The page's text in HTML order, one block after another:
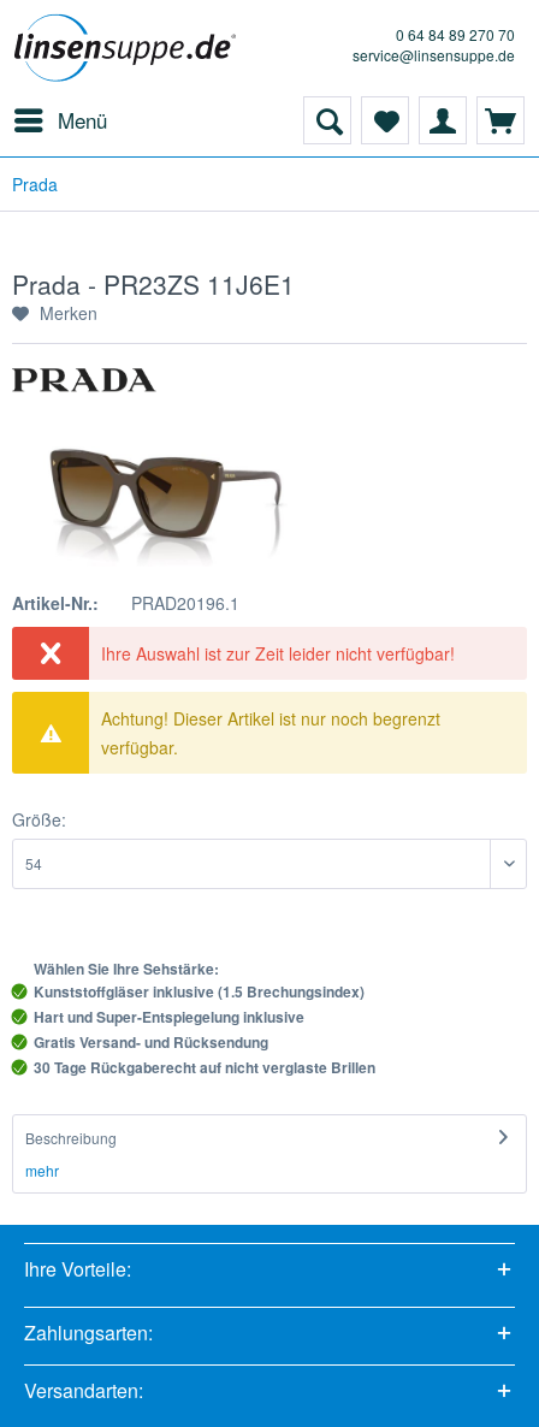
0 64 84 89 270 70
service@linsensuppe.de
Menü
Prada
Prada - PR23ZS 11J6E1
Merken
Artikel-Nr.: PRAD20196.1
Ihre Auswahl ist zur Zeit leider nicht verfügbar!
Achtung! Dieser Artikel ist nur noch begrenzt
verfügbar.
Größe:
Wählen Sie Ihre Sehstärke:
Kunststoffgläser inklusive (1.5 Brechungsindex)
Hart und Super-Entspiegelung inklusive
Gratis Versand- und Rücksendung
30 Tage Rückgaberecht auf nicht verglaste Brillen
Beschreibung
mehr
Ihre Vorteile:
Zahlungsarten:
Versandarten: